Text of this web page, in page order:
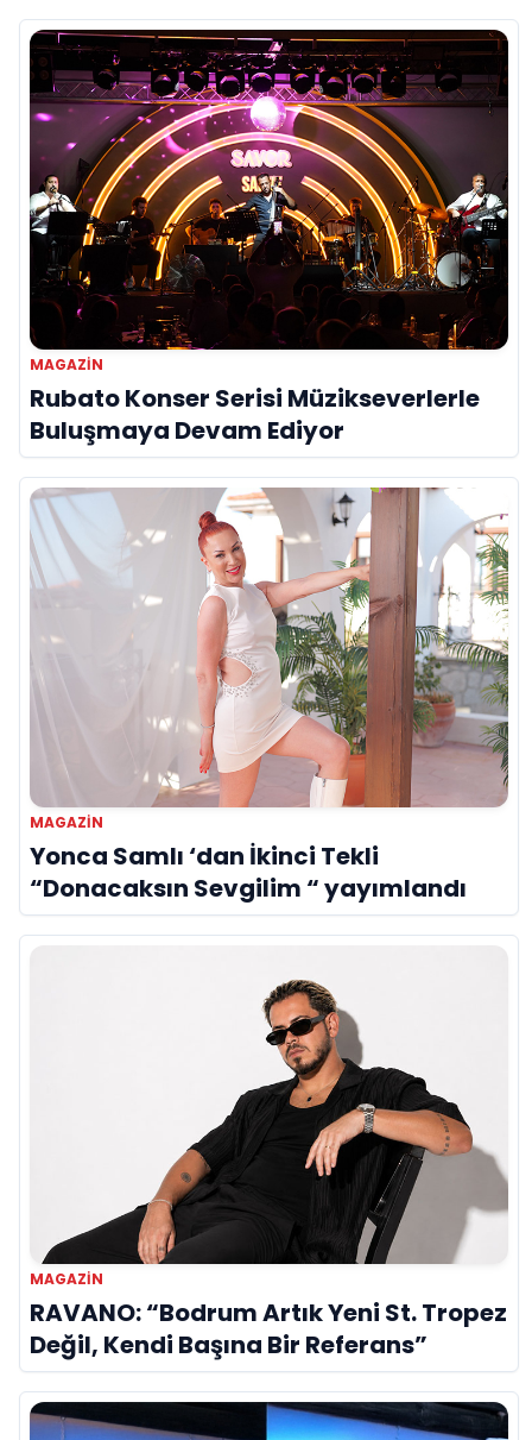
MAGAZIN
Rubato Konser Serisi Müzikseverlerle
Buluşmaya Devam Ediyor
MAGAZIN
Yonca Samlı ‘dan İkinci Tekli
“Donacaksın Sevgilim “ yayımlandı
MAGAZIN
RAVANO: “Bodrum Artık Yeni St. Tropez
Değil, Kendi Başına Bir Referans”